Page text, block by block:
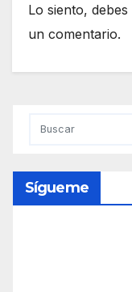
Lo siento, debes
un comentario.
Sígueme